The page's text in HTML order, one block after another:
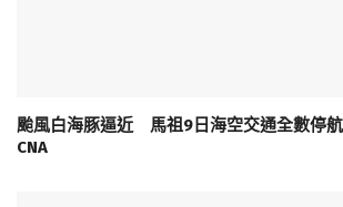
颱風白海豚逼近 馬祖9日海空交通全數停
CNA